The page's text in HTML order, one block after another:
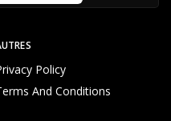
Policy
And Conditions